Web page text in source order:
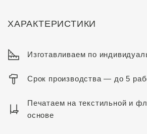
ХАРАКТЕРИСТИКИ
Изготавливаем по
Срок производства — до 5
Печатаем на текстильной и
основе